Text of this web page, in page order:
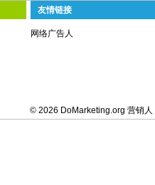
友情链接
网络广告人
© 2026 DoMarketing.org 营销人